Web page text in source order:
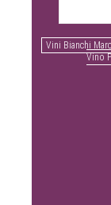
Vini Bianchi
Vino